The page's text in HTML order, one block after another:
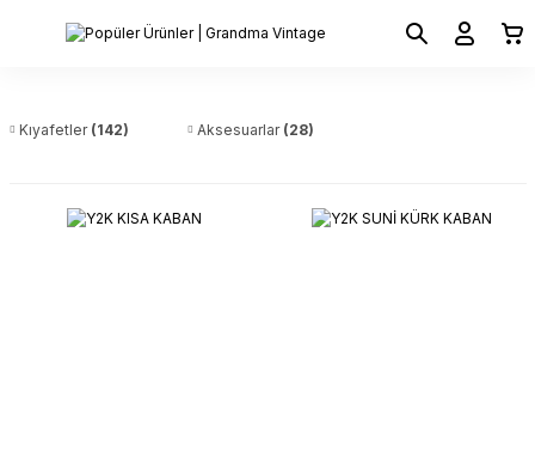
Kıyafetler (142) Aksesuarlar (28)